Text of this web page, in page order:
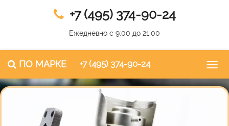
+7 (495) 374-90-24
Ежедневно с 9:00 до 21:00
ПО МАРКЕ +7 (495) 374-90-24